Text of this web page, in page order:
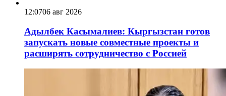
12:0706 авг 2026
Адылбек Касымалиев: Кыргызстан готов
запускать новые совместные проекты и
расширять сотрудничество с Россией